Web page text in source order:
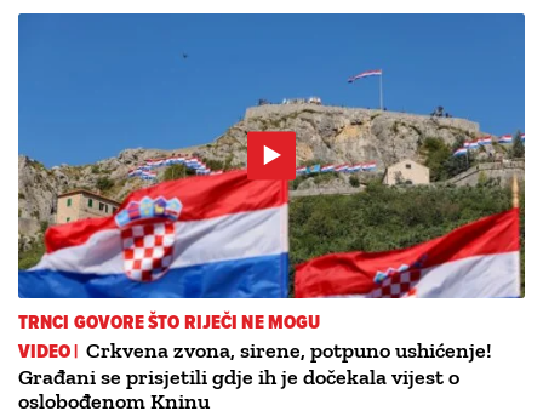
TRNCI GOVORE ŠTO RIJEČI NE MOGU
VIDEO | Crkvena zvona, sirene, potpuno ushićenje!
Građani se prisjetili gdje ih je dočekala vijest o
oslobođenom Kninu